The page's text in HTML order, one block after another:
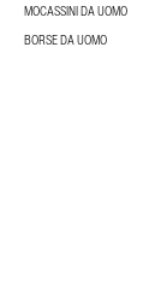
MOCASSINI DA UOMO
BORSE DA UOMO